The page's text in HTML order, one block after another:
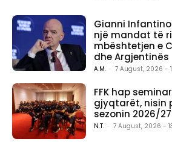
Gianni
një mandat të
mbështetjen e
dhe Argjentinës
A.M. - 7 August, 2026 -
FFK hap
gjyqtarët, nisin
sezonin 2026/27
N.T. - 7 August, 2026 -